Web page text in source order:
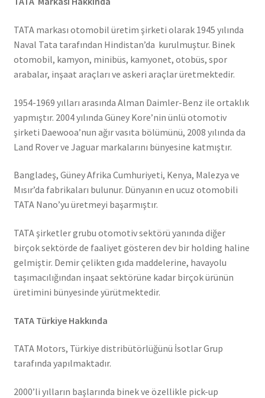
TATA markası otomobil üretim şirketi olarak 1945 yılında
Naval Tata tarafından Hindistan’da kurulmuştur. Binek
otomobil, kamyon, minibüs, kamyonet, otobüs, spor
arabalar, inşaat araçları ve askeri araçlar üretmektedir.
1954-1969 yılları arasında Alman Daimler-Benz ile ortaklık
yapmıştır. 2004 yılında Güney Kore’nin ünlü otomotiv
şirketi Daewooa’nun ağır vasıta bölümünü, 2008 yılında da
Land Rover ve Jaguar markalarını bünyesine katmıştır.
Bangladeş, Güney Afrika Cumhuriyeti, Kenya, Malezya ve
Mısır’da fabrikaları bulunur. Dünyanın en ucuz otomobili
TATA Nano’yu üretmeyi başarmıştır.
TATA şirketler grubu otomotiv sektörü yanında diğer
birçok sektörde de faaliyet gösteren dev bir holding haline
gelmiştir. Demir çelikten gıda maddelerine, havayolu
taşımacılığından inşaat sektörüne kadar birçok ürünün
üretimini bünyesinde yürütmektedir.
TATA Türkiye Hakkında
TATA Motors, Türkiye distribütörlüğünü İsotlar Grup
tarafında yapılmaktadır.
2000’li yılların başlarında binek ve özellikle pick-up